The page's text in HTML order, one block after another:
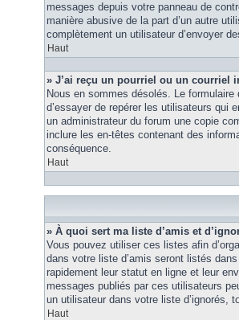
messages depuis votre panneau de
manière abusive de la part d’un autre
complètement un utilisateur d’envoyer
Haut
» J’ai reçu un pourriel ou un courriel
Nous en sommes désolés. Le
d’essayer de repérer les utilisateurs qui
un administrateur du forum une copie
inclure les en-têtes contenant des
conséquence.
Haut
» À quoi sert ma liste d’amis et
Vous pouvez utiliser ces listes afin
dans votre liste d’amis seront listés
rapidement leur statut en ligne et leur
messages publiés par ces utilisateurs
un utilisateur dans votre liste d’ignorés,
Haut